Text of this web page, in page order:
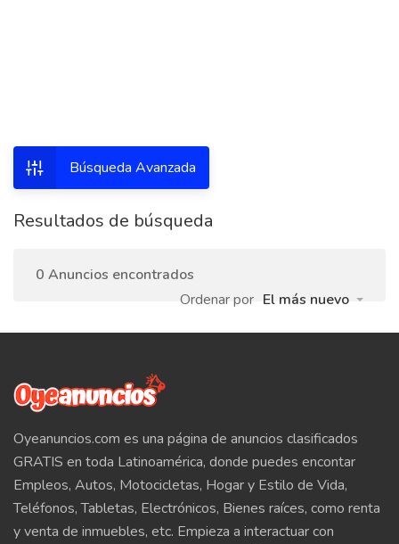
Búsqueda Avanzada
Resultados de búsqueda
0 Anuncios encontrados
Ordenar por El más nuevo
Oyeanuncios.com es una página de anuncios clasificados
GRATIS en toda Latinoamérica, donde puedes encontar
Empleos, Autos, Motocicletas, Hogar y Estilo de Vida,
Teléfonos, Tabletas, Electrónicos, Bienes raíces, como renta
y venta de inmuebles, etc. Empieza a interactuar con